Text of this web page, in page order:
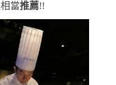
相當推薦!!